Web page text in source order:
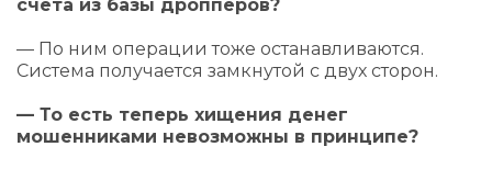
счета из базы дропперов?
— По ним операции тоже останавливаются.
Система получается замкнутой с двух сторон.
— То есть теперь хищения денег
мошенниками невозможны в принципе?